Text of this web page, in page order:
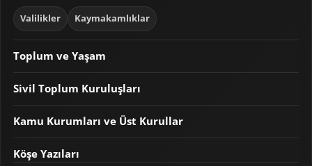
Valilikler Kaymakamlıklar
Toplum ve Yaşam
Sivil Toplum Kuruluşları
Kamu Kurumları ve Üst Kurullar
Köşe Yazıları